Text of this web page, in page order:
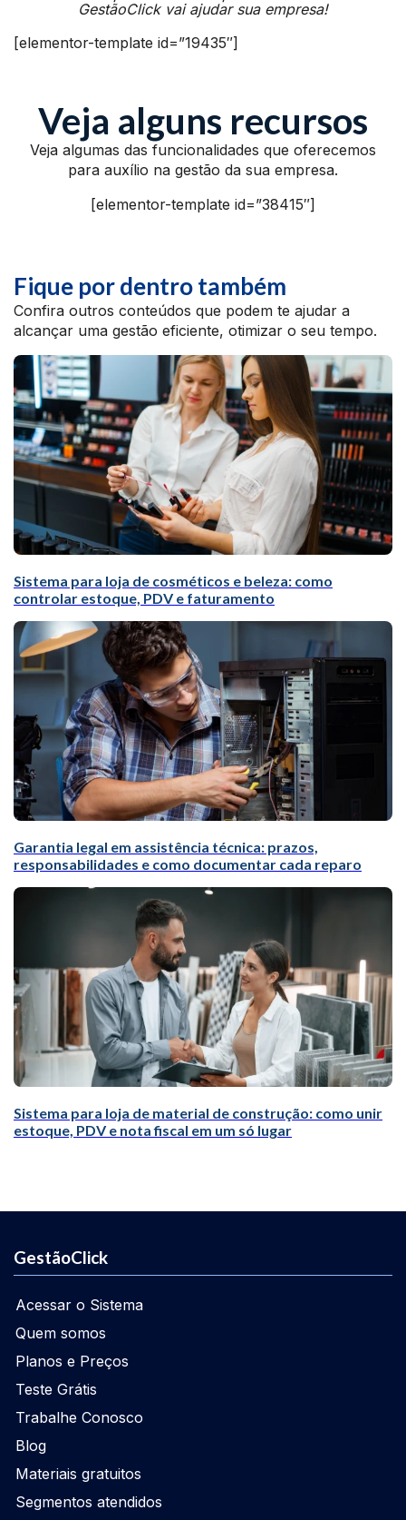
GestãoClick vai ajudar sua empresa!
[elementor-template id=”19435″]
Veja alguns recursos
Veja algumas das funcionalidades que oferecemos
para auxílio na gestão da sua empresa.
[elementor-template id=”38415″]
Fique por dentro também
Confira outros conteúdos que podem te ajudar a
alcançar uma gestão eficiente, otimizar o seu tempo.
Sistema para loja de cosméticos e beleza: como
controlar estoque, PDV e faturamento
Garantia legal em assistência técnica: prazos,
responsabilidades e como documentar cada reparo
Sistema para loja de material de construção: como unir
estoque, PDV e nota fiscal em um só lugar
GestãoClick
Acessar o Sistema
Quem somos
Planos e Preços
Teste Grátis
Trabalhe Conosco
Blog
Materiais gratuitos
Segmentos atendidos